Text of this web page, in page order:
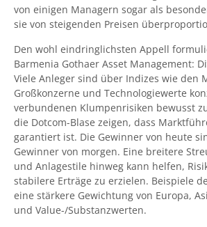
von einigen Managern sogar als
sie von steigenden Preisen
Den wohl eindringlichsten Appell
Barmenia Gothaer Asset Management:
Viele Anleger sind über Indizes wie den
Großkonzerne und Technologiewerte
verbundenen Klumpenrisiken bewusst
die Dotcom-Blase zeigen, dass
garantiert ist. Die Gewinner von heute
Gewinner von morgen. Eine breitere
und Anlagestile hinweg kann helfen,
stabilere Erträge zu erzielen. Beispiele
eine stärkere Gewichtung von Europa,
und Value-/Substanzwerten.